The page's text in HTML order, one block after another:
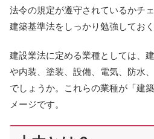
法令の規定が遵守されているかチ
建築基準法をしっかり勉強してお
建設業法に定める業種としては、
や内装、塗装、設備、電気、防水
でしょうか。これらの業種が「建
メージです。